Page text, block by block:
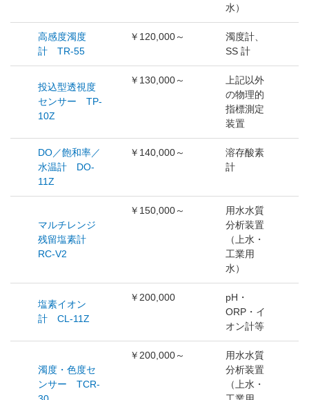
水）
高感度濁度
計 TR-55
￥120,000～
濁度計、
SS 計
投込型透視度
センサー TP-
10Z
￥130,000～
上記以外
の物理的
指標測定
装置
DO／飽和率／
水温計 DO-
11Z
￥140,000～
溶存酸素
計
マルチレンジ
残留塩素計
RC-V2
￥150,000～
用水水質
分析装置
（上水・
工業用
水）
塩素イオン
計 CL-11Z
￥200,000
pH・
ORP・イ
オン計等
濁度・色度セ
ンサー TCR-
￥200,000～
用水水質
分析装置
（上水・